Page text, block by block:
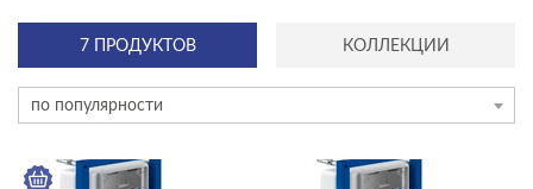
новинка
ТИП ПРОДУКТА
комплекты (готовые решения)
7 ПРОДУКТОВ КОЛЛЕКЦИИ
по популярности